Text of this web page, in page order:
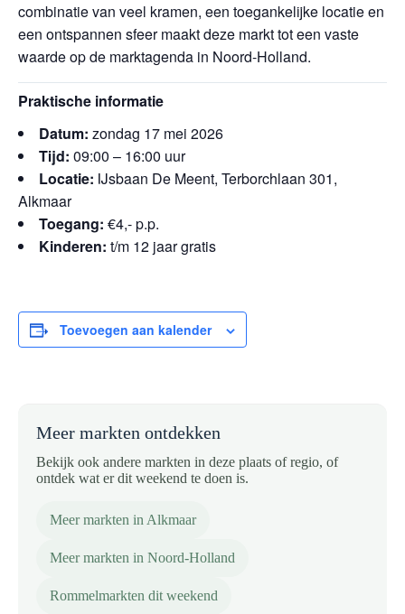
combinatie van veel kramen, een toegankelijke locatie en
een ontspannen sfeer maakt deze markt tot een vaste
waarde op de marktagenda in Noord-Holland.
Praktische informatie
Datum: zondag 17 mei 2026
Tijd: 09:00 – 16:00 uur
Locatie: IJsbaan De Meent, Terborchlaan 301,
Alkmaar
Toegang: €4,- p.p.
Kinderen: t/m 12 jaar gratis
Toevoegen aan kalender
Meer markten ontdekken
Bekijk ook andere markten in deze plaats of regio, of
ontdek wat er dit weekend te doen is.
Meer markten in Alkmaar
Meer markten in Noord-Holland
Rommelmarkten dit weekend